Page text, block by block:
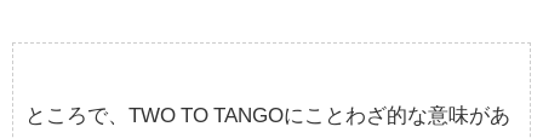
ところで、TWO TO TANGOにことわざ的な意味があ